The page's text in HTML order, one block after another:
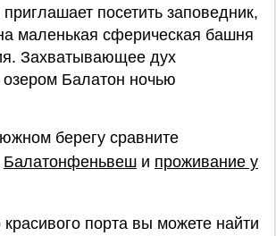
посетить заповедник,
маленькая сферическая башня
Захватывающее дух
Балатон ночью
берегу сравните
Балатонфеньвеш и проживание у
порта вы можете найти